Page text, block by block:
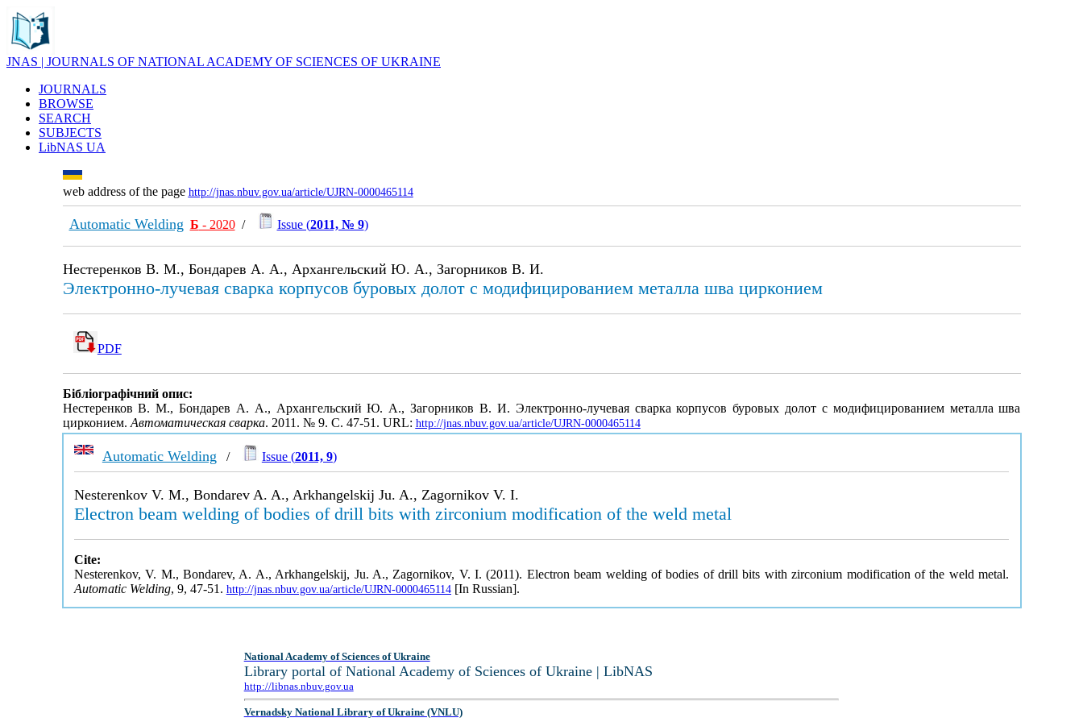
JNAS | JOURNALS OF NATIONAL ACADEMY OF SCIENCES OF UKRAINE
JOURNALS
BROWSE
SEARCH
SUBJECTS
LibNAS UA
web address of the page http://jnas.nbuv.gov.ua/article/UJRN-0000465114
Automatic Welding Б - 2020/ Issue (2011, № 9)
Нестеренков В. М., Бондарев А. А., Архангельский Ю. А., Загорников В. И.
Электронно-лучевая сварка корпусов буровых долот с модифицированием металла шва цирконием
PDF
Бібліографічний опис:
Нестеренков В. М., Бондарев А. А., Архангельский Ю. А., Загорников В. И. Электронно-лучевая сварка корпусов буровых долот с модифицированием металла шва
цирконием.Автоматическая сварка. 2011. № 9. С. 47-51. URL: http://jnas.nbuv.gov.ua/article/UJRN-0000465114
Automatic Welding / Issue (2011, 9)
Nesterenkov V. M., Bondarev A. A., Arkhangelskij Ju. A., Zagornikov V. I.
Electron beam welding of bodies of drill bits with zirconium modification of the weld metal
Cite:
Nesterenkov, V. M., Bondarev, A. A., Arkhangelskij, Ju. A., Zagornikov, V. I. (2011). Electron beam welding of bodies of drill bits with zirconium modification of the weld metal.
Automatic Welding, 9, 47-51. http://jnas.nbuv.gov.ua/article/UJRN-0000465114[In Russian].
National Academy of Sciences of Ukraine
Library portal of National Academy of Sciences of Ukraine | LibNAS
http://libnas.nbuv.gov.ua
Vernadsky National Library of Ukraine (VNLU)